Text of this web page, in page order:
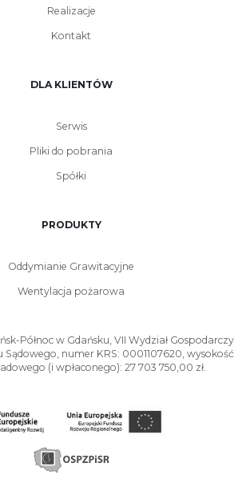
Realizacje
Kontakt
DLA KLIENTÓW
Serwis
Pliki do pobrania
Spółki
PRODUKTY
Oddymianie Grawitacyjne
Wentylacja pożarowa
Północ w Gdańsku, VII Wydział Gospodarczy
Sądowego, numer KRS: 0001107620, wysokość
(i wpłaconego): 27 703 750,00 zł.